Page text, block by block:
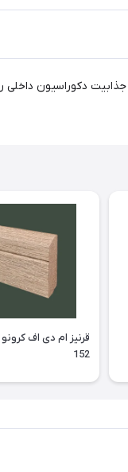
جذابیت
قرنیز ام دی اف
152